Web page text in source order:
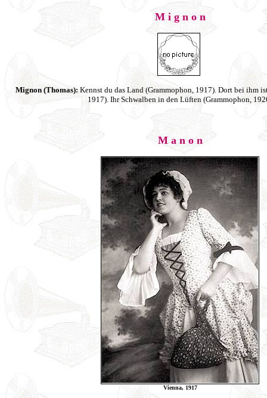
M i g n o n
Mignon (Thomas):Kennst du das Land (Grammophon, 1917). Dort bei ihm
1917). Ihr Schwalben in den Lüften (Grammophon,
M a n o n
Vienna, 1917